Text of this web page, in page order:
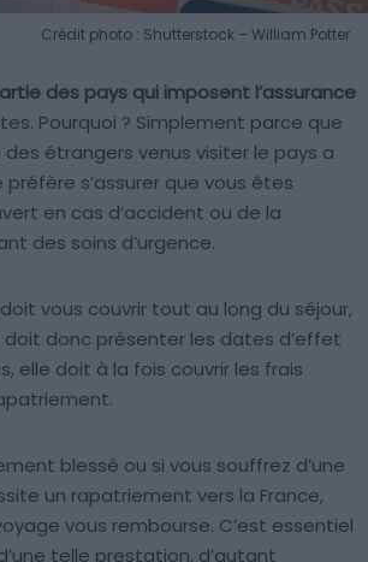
Crédit photo : Shutterstock – William Potter
des pays qui imposent l’assurance
Pourquoi ? Simplement parce que
étrangers venus visiter le pays a
préfère s’assurer que vous êtes
en cas d’accident ou de la
des soins d’urgence.
vous couvrir tout au long du séjour,
donc présenter les dates d’effet
elle doit à la fois couvrir les frais
blessé ou si vous souffrez d’une
un rapatriement vers la France,
vous rembourse. C’est essentiel
telle prestation, d’autant